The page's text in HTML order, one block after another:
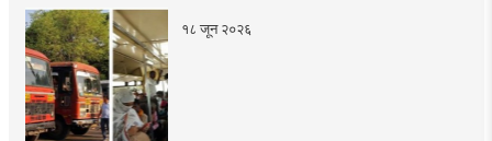
१८ जून २०२६